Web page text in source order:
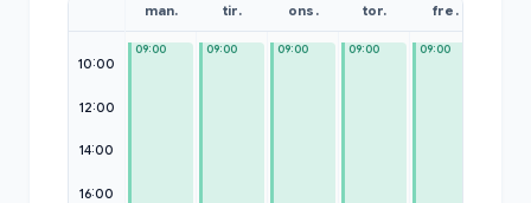
10:00
12:00
14:00
16:00
man.
09:00
tir.
09:00
ons.
09:00
tor.
09:00
fre.
09:00